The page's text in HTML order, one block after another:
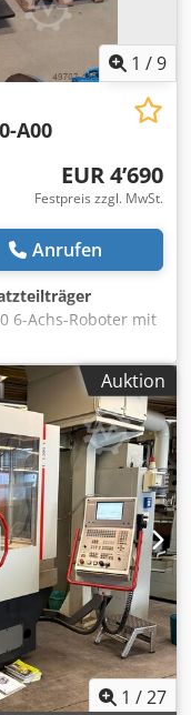
1 /9
A00
EUR 4’690
Festpreis zzgl. MwSt.
Anrufen
6-Achs-Roboter mit
YR-UP130-A00
(6. Monat)
UP130-RE00
- Achse: 6 -
2650 mm -
1300 kg -
Struktur: Vertikal
130 ° / s (2,27 rad /
130 ° / s (2,27 rad
180 ° / s (3, 14
+ 76 ° - 60 ° U-
130 ° T-Achse
von
Angebot an
Auktion
1 /27